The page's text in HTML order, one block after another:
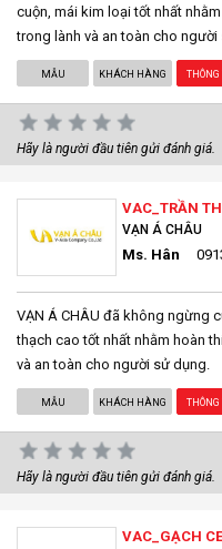
cuộn, mái kim loại tốt nhất
trong lành và an toàn cho người
MẪU KHÁCH HÀNG THÔNG
Hãy là người đầu tiên gửi đánh giá.
VAC_TRẦN
VẠN Á CHÂU
Ms. Hân
VẠN Á CHÂU đã không ngừng
thạch cao tốt nhất nhằm hoàn
và an toàn cho người sử dụng.
MẪU KHÁCH HÀNG THÔNG
Hãy là người đầu tiên gửi đánh giá.
VAC_GẠCH